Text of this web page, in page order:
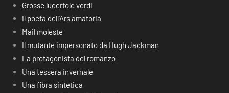
Grosse lucertole verdi
Il poeta dell’Ars amatoria
Mail moleste
Il mutante impersonato da Hugh Jackman
La protagonista del romanzo
Una tessera invernale
Una fibra sintetica